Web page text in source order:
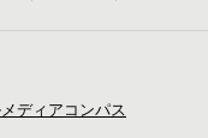
ディア コンパス